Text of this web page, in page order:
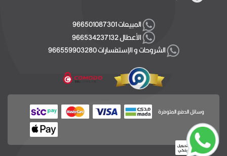
المبيعات 966501087301
الأعطال 966534237132
الشروحات و الإستفسارات 966559903280
وسائل الدفع المتوفرة